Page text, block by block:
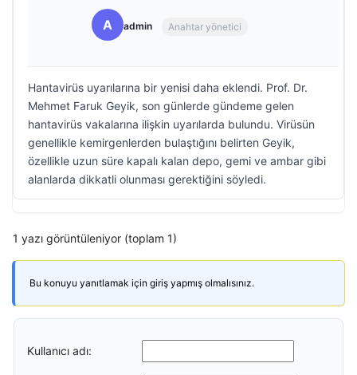
A admin Anahtar yönetici
Hantavirüs uyarılarına bir yenisi daha eklendi. Prof. Dr.
Mehmet Faruk Geyik, son günlerde gündeme gelen
hantavirüs vakalarına ilişkin uyarılarda bulundu. Virüsün
genellikle kemirgenlerden bulaştığını belirten Geyik,
özellikle uzun süre kapalı kalan depo, gemi ve ambar gibi
alanlarda dikkatli olunması gerektiğini söyledi.
1 yazı görüntüleniyor (toplam 1)
Bu konuyu yanıtlamak için giriş yapmış olmalısınız.
Kullanıcı adı: